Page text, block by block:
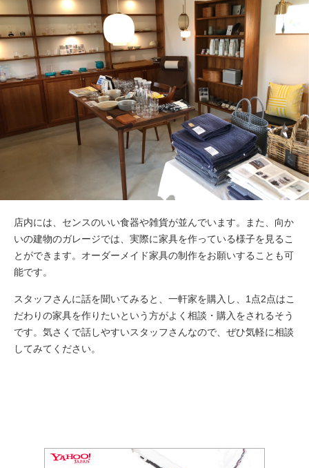
店内には、センスのいい食器や雑貨が並んでいます。また、向か
いの建物のガレージでは、実際に家具を作っている様子を見るこ
とができます。オーダーメイド家具の制作をお願いすることも可
能です。
スタッフさんに話を聞いてみると、一軒家を購入し、1点2点はこ
だわりの家具を作りたいという方がよく相談・購入をされるそう
です。気さくで話しやすいスタッフさんなので、ぜひ気軽に相談
してみてください。